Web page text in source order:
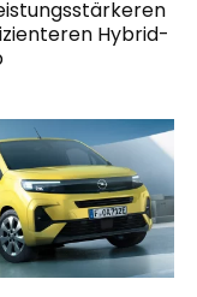
Hybrid-